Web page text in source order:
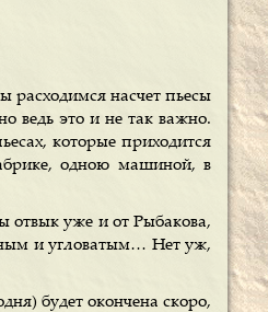
насчет пьесы
ведь это и не так важно.
которые приходится
одною машиной, в
отвык уже и от Рыбакова,
и угловатым… Нет уж,
будет окончена скоро,